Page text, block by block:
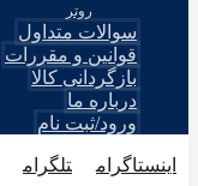
روتر
سوالات متداول
قوانین و مقررات
بازگردانی کالا
درباره ما
ورود/ثبت نام
اینستاگرام تلگرام